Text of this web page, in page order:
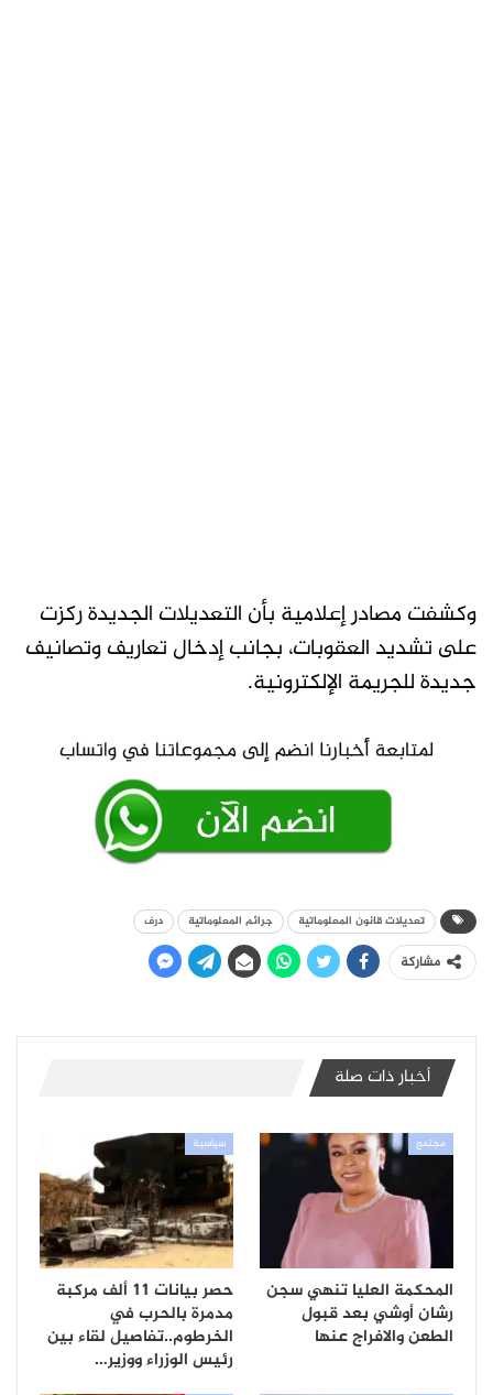
وكشفت مصادر إعلامية بأن التعديلات الجديدة ركزت
على تشديد العقوبات، بجانب إدخال تعاريف وتصانيف
جديدة للجريمة الإلكترونية.
تعديلات قانون المعلوماتية جرائم المعلوماتية درف
مشاركة
أخبار ذات صلة
مجتمع
المحكمة العليا تنهي سجن
رشان أوشي بعد قبول
الطعن والافراج عنها
سياسية
حصر بيانات 11 ألف مركبة
مدمرة بالحرب في
الخرطوم..تفاصيل لقاء بين
رئيس الوزراء ووزير…